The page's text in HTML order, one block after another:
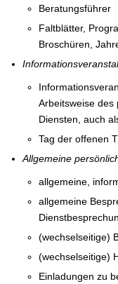
Beratungsführer
Faltblätter,
Broschüren,
Arbeitsweise des
Diensten, auch
Tag der offenen
Allgemeine
allgemeine,
allgemeine
(wechselseitige)
(wechselseitige)
Einladungen zu